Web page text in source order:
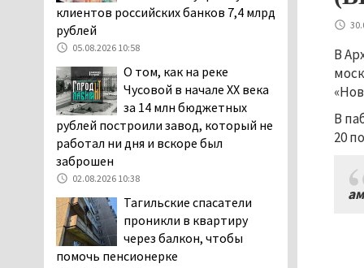
В
В
20
в лесу мужчине найти
дорогу домой
06.08.2026 16:28
Прокуратура
Дзержинского района
Нижнего Тагила
возбудила административное дело в
отношении «Водоканала-НТ» из-за
отсутствия холодной воды
06.08.2026 15:42
Двое детей пострадали
при сходе трамвая с
рельсов в Нижнем Тагиле
клиентов российских банков 7,4 млрд
рублей
05.08.2026 10:58
О том, как на реке
Чусовой в начале XX века
за 14 млн бюджетных
рублей построили завод, который не
работал ни дня и вскоре был
заброшен
02.08.2026 10:38
Тагильские спасатели
проникли в квартиру
через балкон, чтобы
помочь пенсионерке